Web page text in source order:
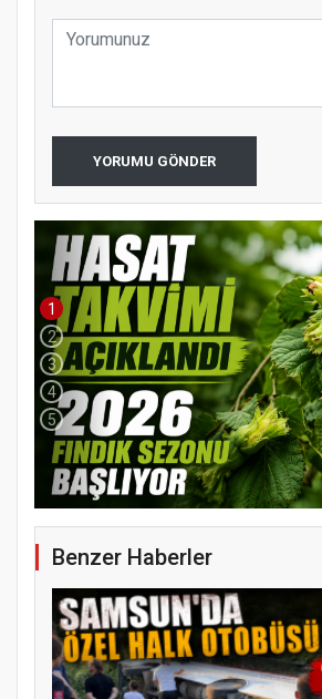
YORUMU GÖNDER
1
2
3
4
5
Benzer Haberler